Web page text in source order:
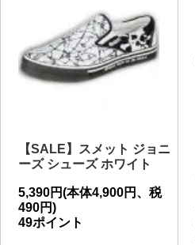
【SALE】スメット ジョニ
ーズ シューズ ホワイト
5,390円(本体4,900円、税
490円)
49ポイント